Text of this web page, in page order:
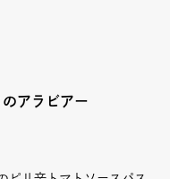
アラビアー